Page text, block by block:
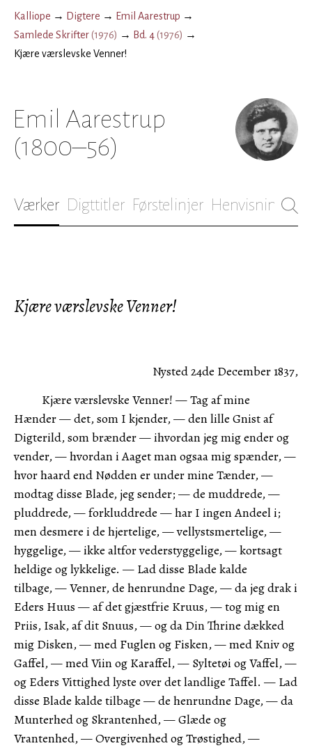
Kalliope → Digtere → Emil Aarestrup →
Samlede Skrifter(1976) → Bd. 4(1976) →
Kjære værslevske Venner!
Emil Aarestrup
(1800–56)
Værker Digttitler Førstelinjer Henvisninger
Kjære værslevske Venner!
Nysted 24de December 1837,
Kjære værslevske Venner! — Tag af mine
Hænder — det, som I kjender, — den lille Gnist af
Digterild, som brænder — ihvordan jeg mig ender og
vender, — hvordan i Aaget man ogsaa mig spænder, —
hvor haard end Nødden er under mine Tænder, —
modtag disse Blade, jeg sender; — de muddrede, —
pluddrede, — forkluddrede — har I ingen Andeel i;
men desmere i de hjertelige, — vellystsmertelige, —
hyggelige, — ikke altfor vederstyggelige, — kortsagt
heldige og lykkelige. — Lad disse Blade kalde
tilbage, — Venner, de henrundne Dage, — da jeg drak i
Eders Huus — af det gjæstfrie Kruus, — tog mig en
Priis, Isak, af dit Snuus, — og da Din Thrine dækked
mig Disken, — med Fuglen og Fisken, — med Kniv og
Gaffel, — med Viin og Karaffel, — Syltetøi og Vaffel, —
og Eders Vittighed lyste over det landlige Taffel. — Lad
disse Blade kalde tilbage — de henrundne Dage, — da
Munterhed og Skrantenhed, — Glæde og
Vrantenhed, — Overgivenhed og Trøstighed, —